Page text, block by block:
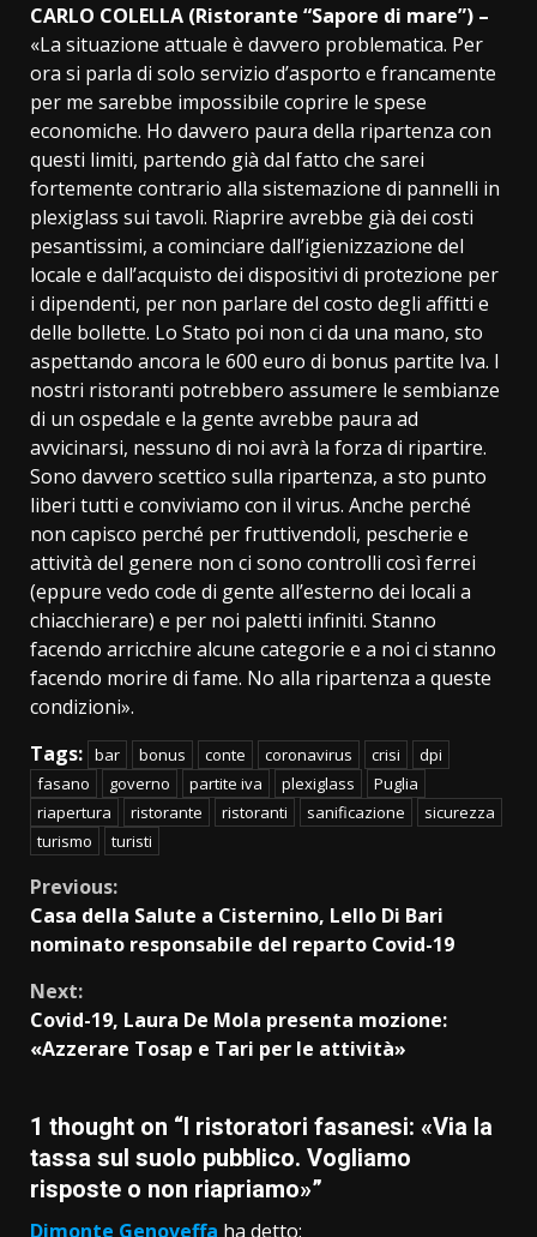
CARLO COLELLA (Ristorante “Sapore di mare”) –
«La situazione attuale è davvero problematica. Per
ora si parla di solo servizio d’asporto e francamente
per me sarebbe impossibile coprire le spese
economiche. Ho davvero paura della ripartenza con
questi limiti, partendo già dal fatto che sarei
fortemente contrario alla sistemazione di pannelli in
plexiglass sui tavoli. Riaprire avrebbe già dei costi
pesantissimi, a cominciare dall’igienizzazione del
locale e dall’acquisto dei dispositivi di protezione per
i dipendenti, per non parlare del costo degli affitti e
delle bollette. Lo Stato poi non ci da una mano, sto
aspettando ancora le 600 euro di bonus partite Iva. I
nostri ristoranti potrebbero assumere le sembianze
di un ospedale e la gente avrebbe paura ad
avvicinarsi, nessuno di noi avrà la forza di ripartire.
Sono davvero scettico sulla ripartenza, a sto punto
liberi tutti e conviviamo con il virus. Anche perché
non capisco perché per fruttivendoli, pescherie e
attività del genere non ci sono controlli così ferrei
(eppure vedo code di gente all’esterno dei locali a
chiacchierare) e per noi paletti infiniti. Stanno
facendo arricchire alcune categorie e a noi ci stanno
facendo morire di fame. No alla ripartenza a queste
condizioni».
Tags: bar bonus conte coronavirus crisi
dpi
fasano
governo partite iva plexiglass
Puglia
riapertura
ristorante ristoranti sanificazione
sicurezza
turismo
turisti
Continue
Reading
Previous:
Casa della Salute a Cisternino, Lello Di Bari
nominato responsabile del reparto Covid-19
Next:
Covid-19, Laura De Mola presenta mozione:
«Azzerare Tosap e Tari per le attività»
1 thought on “I ristoratori fasanesi: «Via la
tassa sul suolo pubblico. Vogliamo
risposte o non riapriamo»”
Dimonte Genoveffa ha detto: